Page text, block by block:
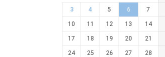
3 4 5 6 7
10 11 12 13 14
17 18 19 20 21
24 25 26 27 28